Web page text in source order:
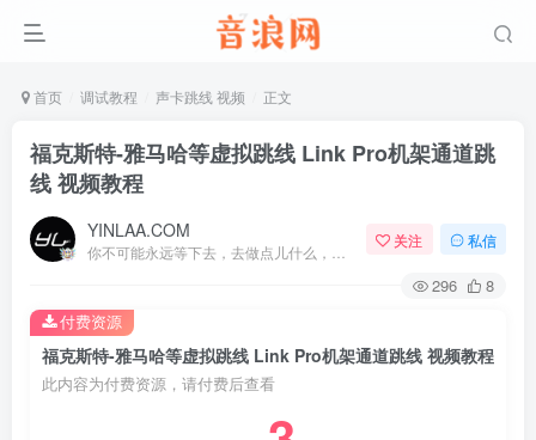
首页 调试教程 声卡跳线 视频 正文
福克斯特-雅马哈等虚拟跳线 Link Pro机架通道跳
线 视频教程
YINLAA.COM 关注 私信
296 8
福克斯特-雅马哈等虚拟跳线 Link Pro机架通道跳线 视频教程
此内容为付费资源，请付费后查看
付费资源